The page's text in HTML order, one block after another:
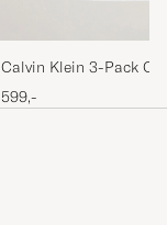
Calvin Klein 3-Pack
Stretch V-Neck T-Shirt
599,-